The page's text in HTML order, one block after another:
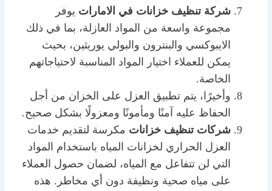
شركة تنظيف خزانات في الامارات يوفر
مجموعة واسعة من المواد العازلة، بما في ذلك
الايبوكسي والبنترون والبولي يوريثين، بحيث
يمكن للعملاء اختيار المواد المناسبة لاحتياجاتهم
الخاصة.
وأخيرًا، يتم تطبيق العزل على الخزان من أجل
الحفاظ عليه آمنًا ومأمونًا ومعزولًا بشكل صحيح.
شركات تنظيف خزانات مكرسة لتقديم خدمات
العزل الحراري لخزانات المياه باستخدام المواد
التي لن تتفاعل مع المياه، لضمان حصول العملاء
على مياه صحية ونظيفة دون أي مخاطر. هذه